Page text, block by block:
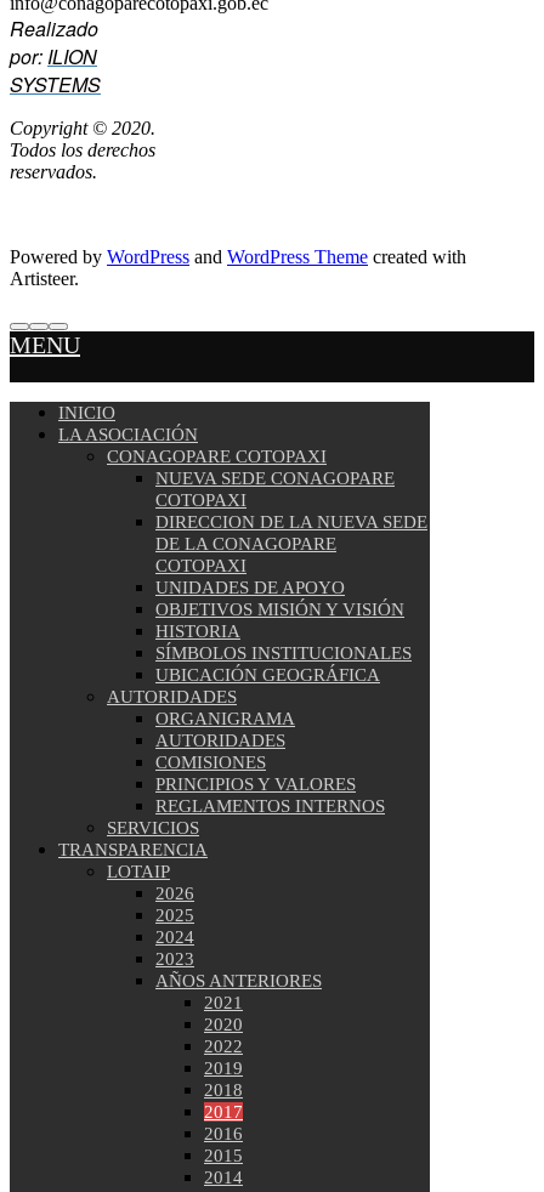
Realizado
por:ILION
SYSTEMS
Copyright © 2020.
Todos los derechos
reservados.
Powered by WordPress and WordPress Theme created with
Artisteer.
MENU
INICIO
LA ASOCIACIÓN
CONAGOPARE COTOPAXI
NUEVA SEDE CONAGOPARE
COTOPAXI
DIRECCION DE LA NUEVA SEDE
DE LA CONAGOPARE
COTOPAXI
UNIDADES DE APOYO
OBJETIVOS MISIÓN Y VISIÓN
HISTORIA
SÍMBOLOS INSTITUCIONALES
UBICACIÓN GEOGRÁFICA
AUTORIDADES
ORGANIGRAMA
AUTORIDADES
COMISIONES
PRINCIPIOS Y VALORES
REGLAMENTOS INTERNOS
SERVICIOS
TRANSPARENCIA
LOTAIP
2026
2025
2024
2023
AÑOS ANTERIORES
2021
2020
2022
2019
2018
2017
2016
2015
2014